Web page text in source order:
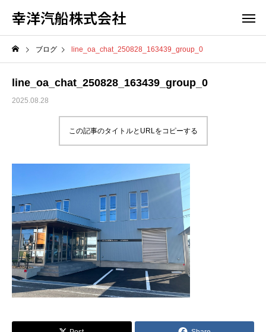
幸洋汽船株式会社
ブログ line_oa_chat_250828_163439_group_0
line_oa_chat_250828_163439_group_0
2025.08.28
この記事のタイトルとURLをコピーする